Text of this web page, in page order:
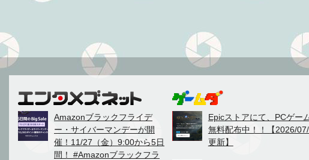
Amazonブラックフライデ
ー・サイバーマンデーが開
催！11/27（金）9:00から5日
間！ #Amazonブラックフラ
Epicストアにて、PCゲー
無料配布中！！【2026/
更新】